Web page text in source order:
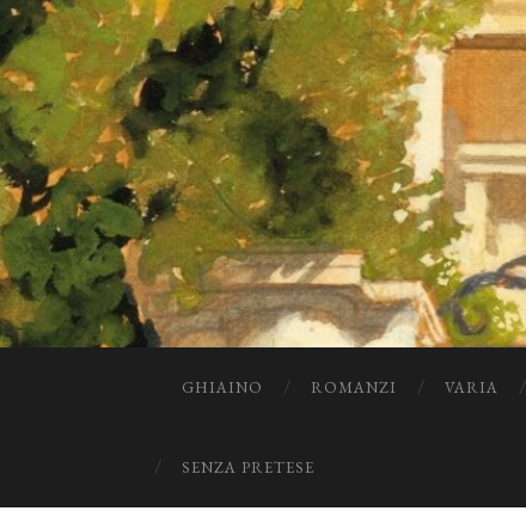
GHIAINO ROMANZI VARIA
SENZA PRETESE